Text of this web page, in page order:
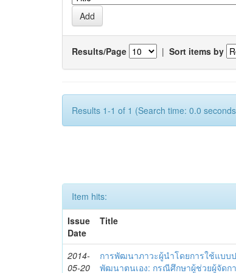
Results/Page | Sort items by
Results 1-1 of 1 (Search time: 0.0
Item hits:
Issue
Date
Title
2014-
05-20
การพัฒนาภาวะผู้นำโดยการใช้แบบ
พัฒนาตนเอง: กรณีศึกษาผู้ช่วยผู้จัดก